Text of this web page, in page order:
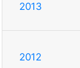
2013
2012